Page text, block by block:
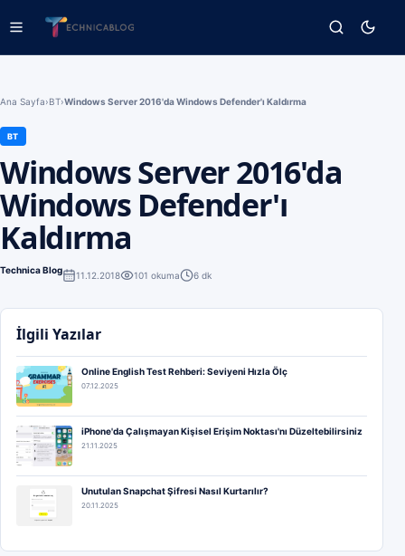
Ana Sayfa›BT›Windows Server 2016'da Windows Defender'ı Kaldırma
BT
Windows Server 2016'da
Windows Defender'ı
Kaldırma
Technica Blog 11.12.2018 101 okuma 6 dk
İlgili Yazılar
Online English Test Rehberi: Seviyeni Hızla Ölç
07.12.2025
iPhone'da Çalışmayan Kişisel Erişim Noktası'nı Düzeltebilirsiniz
21.11.2025
Unutulan Snapchat Şifresi Nasıl Kurtarılır?
20.11.2025